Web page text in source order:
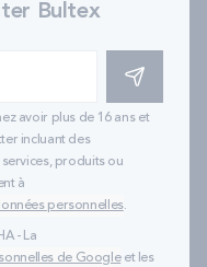
Bultex
S'INSCRIRE
avoir plus de 16 ans et
incluant des
produits ou
à
personnelles.
- La
de Googleet les